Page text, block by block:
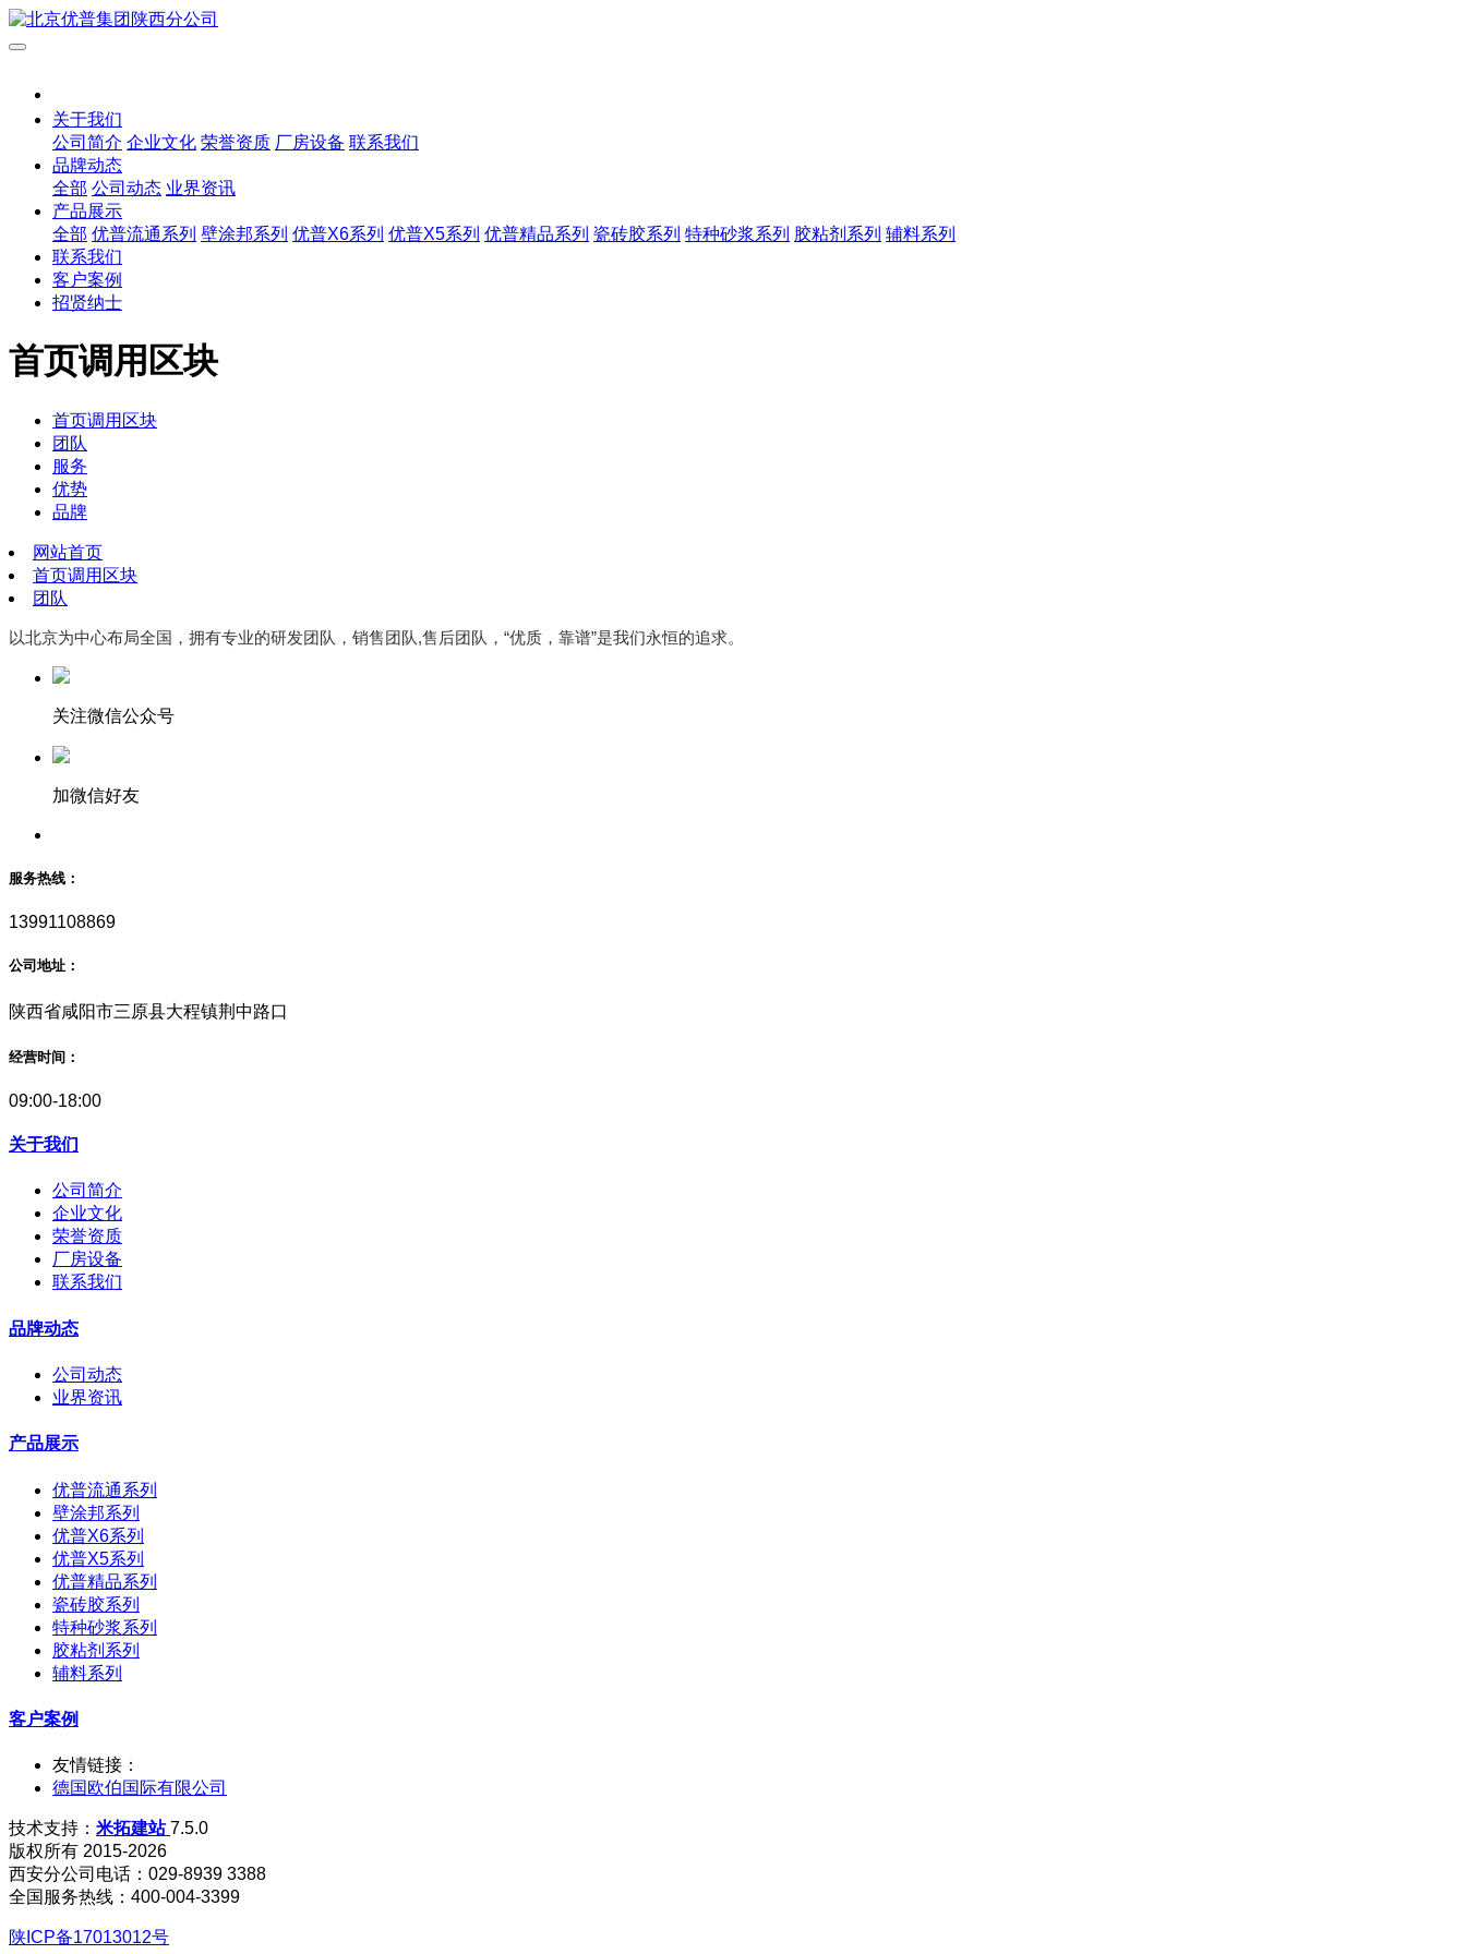
关于我们
公司简介 企业文化 荣誉资质 厂房设备 联系我们
品牌动态
全部 公司动态 业界资讯
产品展示
全部 优普流通系列 壁涂邦系列 优普X6系列 优普X5系列 优普精品系列 瓷砖胶系列 特种砂浆系列 胶粘剂系列 辅料系列
联系我们
客户案例
招贤纳士
首页调用区块
首页调用区块
团队
服务
优势
品牌
网站首页
首页调用区块
团队
以北京为中心布局全国，拥有专业的研发团队，销售团队,售后团队，“优质，靠谱”是我们永恒的追求。
关注微信公众号
加微信好友
服务热线：
13991108869
公司地址：
陕西省咸阳市三原县大程镇荆中路口
经营时间：
09:00-18:00
关于我们
公司简介
企业文化
荣誉资质
厂房设备
联系我们
品牌动态
公司动态
业界资讯
产品展示
优普流通系列
壁涂邦系列
优普X6系列
优普X5系列
优普精品系列
瓷砖胶系列
特种砂浆系列
胶粘剂系列
辅料系列
客户案例
友情链接：
德国欧伯国际有限公司
技术支持： 米拓建站7.5.0
版权所有 2015-2026
西安分公司电话：029-8939 3388
全国服务热线：400-004-3399
陕ICP备17013012号